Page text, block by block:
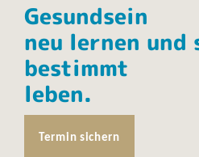
Gesundsein
neu lernen
bestimmt
leben.
Termin sichern